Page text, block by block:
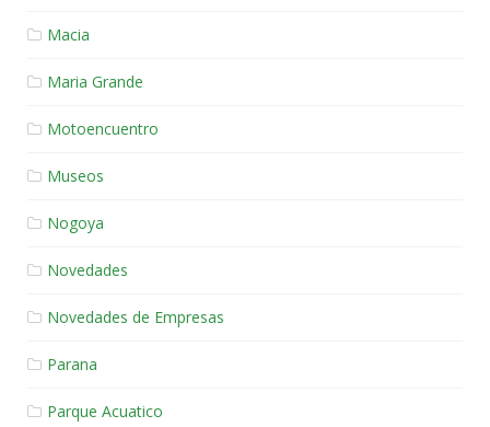
Macia
Maria Grande
Motoencuentro
Museos
Nogoya
Novedades
Novedades de Empresas
Parana
Parque Acuatico